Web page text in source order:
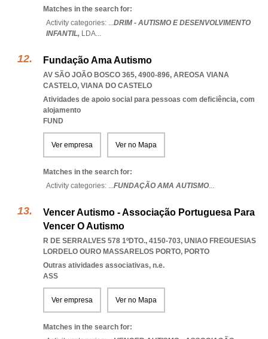
Matches in the search for:
Activity categories: ...DRIM - AUTISMO E DESENVOLVIMENTO
INFANTIL, LDA...
Fundação Ama Autismo
AV SÃO JOÃO BOSCO 365, 4900-896, AREOSA VIANA
CASTELO, VIANA DO CASTELO
Atividades de apoio social para pessoas com deficiência, com
alojamento
FUND
Ver empresa Ver no Mapa
Matches in the search for:
Activity categories: ...FUNDAÇÃO AMA AUTISMO...
Vencer Autismo - Associação Portuguesa Para
Vencer O Autismo
R DE SERRALVES 578 1ºDTO., 4150-703, UNIAO FREGUESIAS
LORDELO OURO MASSARELOS PORTO, PORTO
Outras atividades associativas, n.e.
ASS
Ver empresa Ver no Mapa
Matches in the search for: